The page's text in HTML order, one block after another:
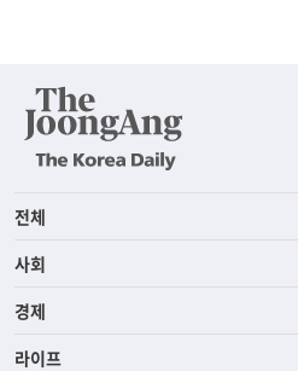
전체
사회
경제
라이프